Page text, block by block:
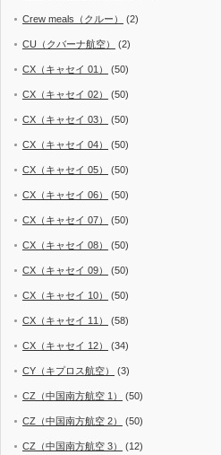
Crew meals（クルー） (2)
CU（クバーナ航空） (2)
CX（キャセイ 01） (50)
CX（キャセイ 02） (50)
CX（キャセイ 03） (50)
CX（キャセイ 04） (50)
CX（キャセイ 05） (50)
CX（キャセイ 06） (50)
CX（キャセイ 07） (50)
CX（キャセイ 08） (50)
CX（キャセイ 09） (50)
CX（キャセイ 10） (50)
CX（キャセイ 11） (58)
CX（キャセイ 12） (34)
CY（キプロス航空） (3)
CZ（中国南方航空 1） (50)
CZ（中国南方航空 2） (50)
CZ（中国南方航空 3） (12)